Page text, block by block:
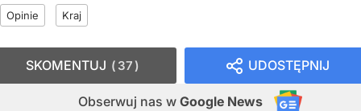
Opinie Kraj
UDOSTĘPNIJ
Obserwuj nas w Google News
SKOMENTUJ 37